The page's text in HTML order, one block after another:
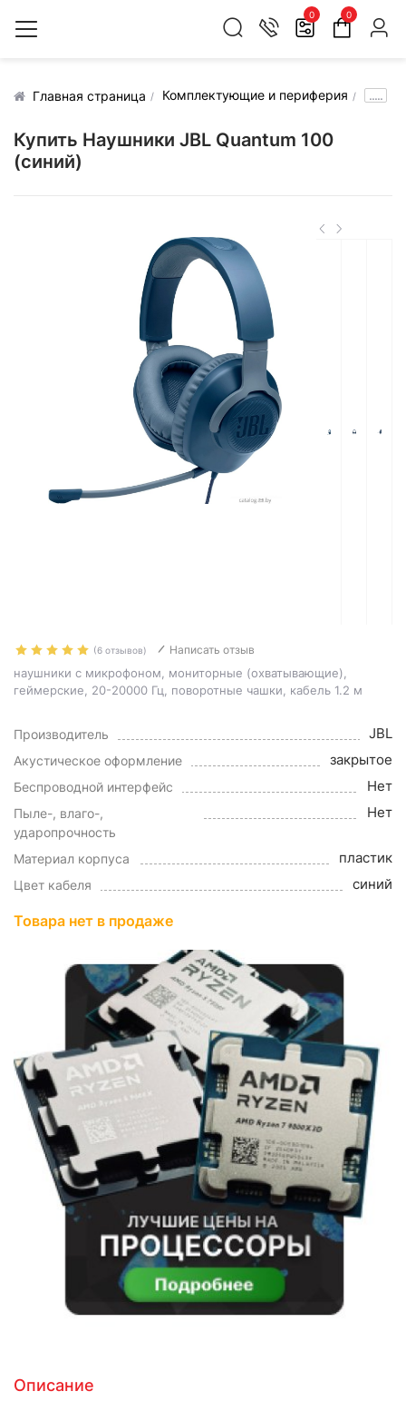
0 0
Главная страница Комплектующие и периферия .....
Купить Наушники JBL Quantum 100
(синий)
(6 отзывов) Написать отзыв
наушники с микрофоном, мониторные (охватывающие),
геймерские, 20-20000 Гц, поворотные чашки, кабель 1.2 м
Производитель JBL
Акустическое оформление закрытое
Беспроводной интерфейс Нет
Пыле-, влаго-,
ударопрочность
Нет
Материал корпуса пластик
Цвет кабеля синий
Товара нет в продаже
Описание